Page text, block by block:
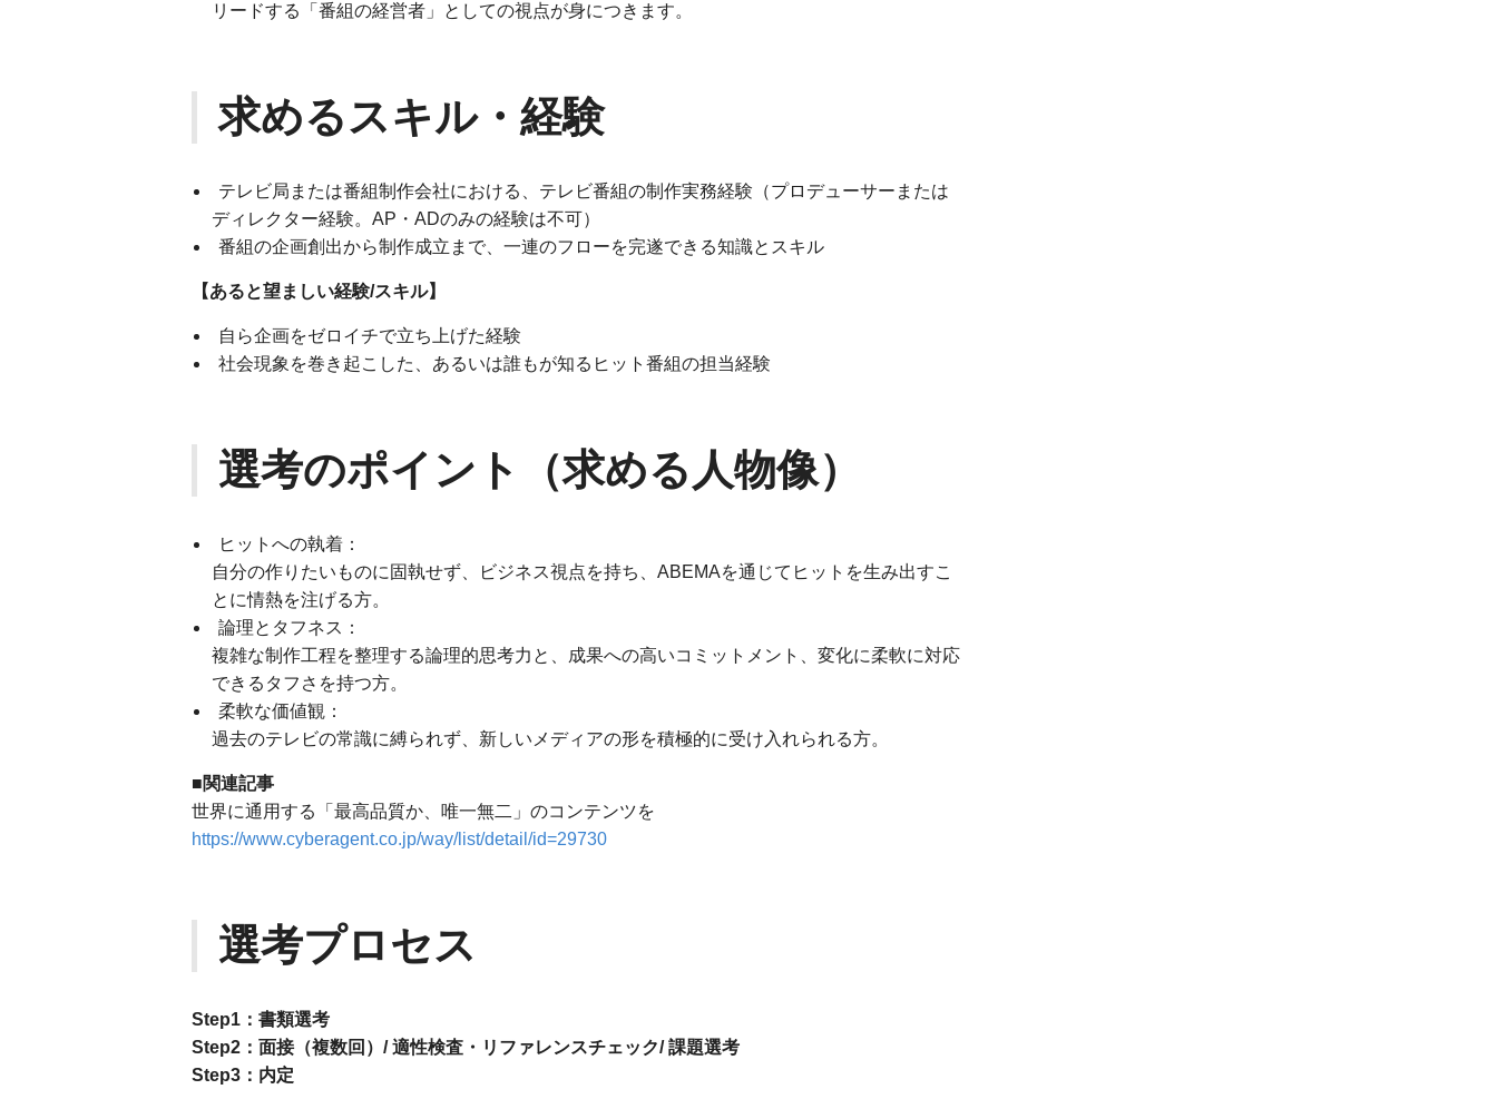
リードする「番組の経営者」としての視点が身につきます。
求めるスキル・経験
テレビ局または番組制作会社における、テレビ番組の制作実務経験（プロデューサーまたは
ディレクター経験。AP・ADのみの経験は不可）
番組の企画創出から制作成立まで、一連のフローを完遂できる知識とスキル
【あると望ましい経験/スキル】
自ら企画をゼロイチで立ち上げた経験
社会現象を巻き起こした、あるいは誰もが知るヒット番組の担当経験
選考のポイント（求める人物像）
ヒットへの執着：
自分の作りたいものに固執せず、ビジネス視点を持ち、ABEMAを通じてヒットを生み出すこ
とに情熱を注げる方。
論理とタフネス：
複雑な制作工程を整理する論理的思考力と、成果への高いコミットメント、変化に柔軟に対応
できるタフさを持つ方。
柔軟な価値観：
過去のテレビの常識に縛られず、新しいメディアの形を積極的に受け入れられる方。
■関連記事
世界に通用する「最高品質か、唯一無二」のコンテンツを
https://www.cyberagent.co.jp/way/list/detail/id=29730
選考プロセス
Step1：書類選考
Step2：面接（複数回）/ 適性検査・リファレンスチェック/ 課題選考
Step3：内定